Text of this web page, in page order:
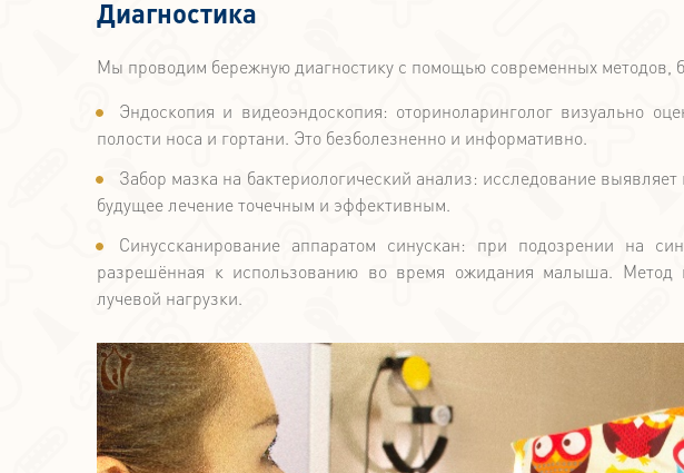
Диагностика
Мы проводим бережную диагностику с помощью современных методов,
Эндоскопия и видеоэндоскопия: оториноларинголог визуально
полости носа и гортани. Это безболезненно и информативно.
Забор мазка на бактериологический анализ: исследование
будущее лечение точечным и эффективным.
Синуссканирование аппаратом синускан: при подозрении на
разрешённая к использованию во время ожидания малыша. Метод
лучевой нагрузки.